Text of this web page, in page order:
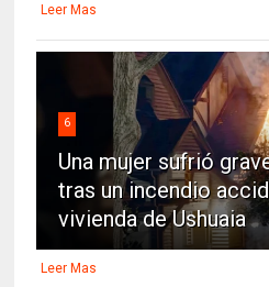
Leer Mas
6
Una mujer sufrió
tras un incendio
vivienda de Ushuaia
Leer Mas